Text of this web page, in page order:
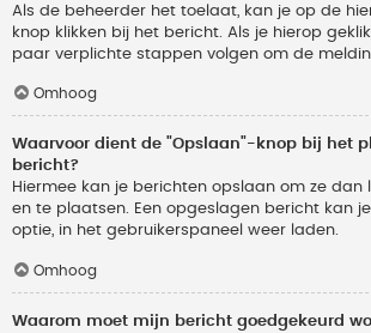
Als de beheerder het toelaat, kan je op de
knop klikken bij het bericht. Als je hierop
paar verplichte stappen volgen om de
Omhoog
Waarvoor dient de "Opslaan"-knop bij het
bericht?
Hiermee kan je berichten opslaan om ze dan
en te plaatsen. Een opgeslagen bericht kan
optie, in het gebruikerspaneel weer laden.
Omhoog
Waarom moet mijn bericht goedgekeurd